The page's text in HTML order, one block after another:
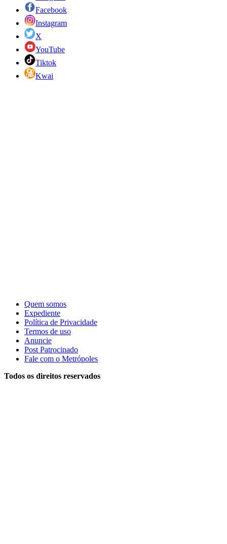
Facebook
Instagram
X
YouTube
Tiktok
Kwai
Quem somos
Expediente
Política de Privacidade
Termos de uso
Anuncie
Post Patrocinado
Fale com o Metrópoles
Todos os direitos reservados